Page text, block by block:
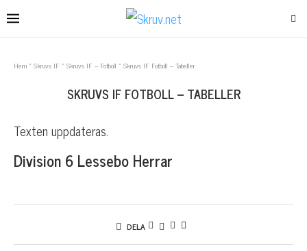
Hem» Skruvs IF » Skruvs IF – Fotboll » Skruvs IF Fotboll – Tabeller
SKRUVS IF FOTBOLL – TABELLER
Texten uppdateras.
Division 6 Lessebo Herrar
DELA